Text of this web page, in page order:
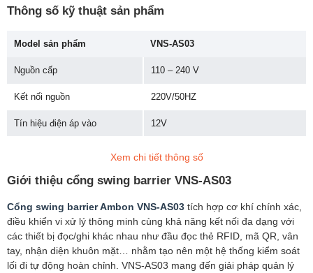
Giới thiệu cổng swing barrier VNS-AS03
Cổng swing barrier Ambon VNS-AS03 tích hợp cơ khí chính xác,
điều khiển vi xử lý thông minh cùng khả năng kết nối đa dạng với
các thiết bị đọc/ghi khác nhau như đầu đọc thẻ RFID, mã QR, vân
tay, nhận diện khuôn mặt… nhằm tạo nên một hệ thống kiểm soát
lối đi tự động hoàn chỉnh. VNS-AS03 mang đến giải pháp quản lý
Thông số kỹ thuật sản phẩm
Model sản phẩm VNS-AS03
Nguồn cấp 110 – 240 V
Kết nối nguồn 220V/50HZ
Tín hiệu điện áp vào 12V
Điện năng tiêu thụ 35W
Phương thức giao tiếp RS-485
Độ rộng lối đi ≤ 950 mm (Mặc định 600mm)
Lưu lượng người đi qua 35 người/phút
Xem chi tiết thông số